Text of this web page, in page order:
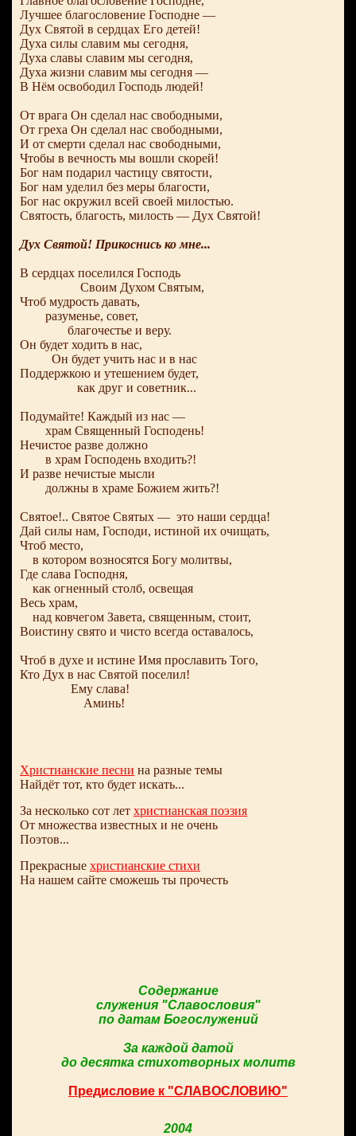
Лучшее благословение Господне —
Дух Святой в сердцах Его детей!
Духа силы славим мы сегодня,
Духа славы славим мы сегодня,
Духа жизни славим мы сегодня —
В Нём освободил Господь людей!
От врага Он сделал нас свободными,
От греха Он сделал нас свободными,
И от смерти сделал нас свободными,
Чтобы в вечность мы вошли скорей!
Бог нам подарил частицу святости,
Бог нам уделил без меры благости,
Бог нас окружил всей своей милостью.
Святость, благость, милость — Дух Святой!
Дух Святой! Прикоснись ко мне...
В сердцах поселился Господь
Своим Духом Святым,
Чтоб мудрость давать,
разуменье, совет,
благочестье и веру.
Он будет ходить в нас,
Он будет учить нас и в нас
Поддержкою и утешением будет,
как друг и советник...
Подумайте! Каждый из нас —
храм Священный Господень!
Нечистое разве должно
в храм Господень входить?!
И разве нечистые мысли
должны в храме Божием жить?!
Святое!.. Святое Святых — это наши сердца!
Дай силы нам, Господи, истиной их очищать,
Чтоб место,
в котором возносятся Богу молитвы,
Где слава Господня,
как огненный столб, освещая
Весь храм,
над ковчегом Завета, священным, стоит,
Воистину свято и чисто всегда оставалось,
Чтоб в духе и истине Имя прославить Того,
Кто Дух в нас Святой поселил!
Ему слава!
Аминь!
Христианские песни на разные темы
Найдёт тот, кто будет искать...
За несколько сот лет христианская поэзия
От множества известных и не очень
Поэтов...
Прекрасные христианские стихи
На нашем сайте сможешь ты прочесть
Содержание
служения "Славословия"
по датам Богослужений
За каждой датой
до десятка стихотворных молитв
Предисловие к "СЛАВОСЛОВИЮ"
2004